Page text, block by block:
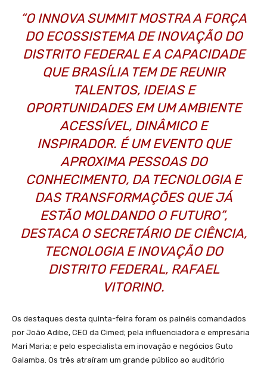
“O INNOVA SUMMIT MOSTRA A FORÇA
DO ECOSSISTEMA DE INOVAÇÃO DO
DISTRITO FEDERAL E A CAPACIDADE
QUE BRASÍLIA TEM DE REUNIR
TALENTOS, IDEIAS E
OPORTUNIDADES EM UM AMBIENTE
ACESSÍVEL, DINÂMICO E
INSPIRADOR. É UM EVENTO QUE
APROXIMA PESSOAS DO
CONHECIMENTO, DA TECNOLOGIA E
DAS TRANSFORMAÇÕES QUE JÁ
ESTÃO MOLDANDO O FUTURO”,
DESTACA O SECRETÁRIO DE CIÊNCIA,
TECNOLOGIA E INOVAÇÃO DO
DISTRITO FEDERAL, RAFAEL
VITORINO.
Os destaques desta quinta-feira foram os painéis comandados
por João Adibe, CEO da Cimed; pela influenciadora e empresária
Mari Maria; e pelo especialista em inovação e negócios Guto
Galamba. Os três atraíram um grande público ao auditório